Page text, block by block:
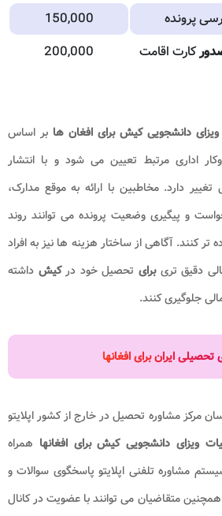
پرونده
150,000
کارت اقامت 200,000
دانشجویی کیش برای افغان ها بر اساس
اداری مرتبط تعیین می شود و با انتشار
دارد. مخاطبین با ارائه به موقع مدارک،
و پیگیری وضعیت پرونده می توانند روند
تر کنند. آگاهی از ساختار هزینه ها نیز به افراد
دقیق تریبرای تحصیل خود درکیش داشته
جلوگیری کنند.
تحصیلی ایران برای افغانها
مرکز مشاوره تحصیل در خارج از کشور اپلایتو
ویزای دانشجویی کیش برای افغانها همراه
مشاوره تلفنی اپلایتو پاسخگوی سوالات و
متقاضیان می توانند با عضویت در کانال